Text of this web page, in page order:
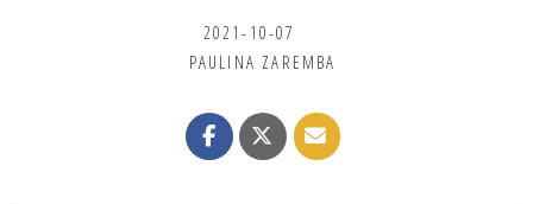
2021-10-07
PAULINA ZAREMBA